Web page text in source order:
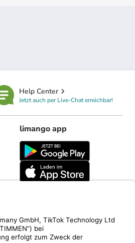
Help Center
Jetzt auch per Live-Chat erreichbar!
limango app